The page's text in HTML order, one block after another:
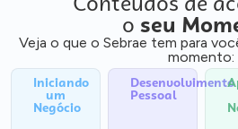
o seu
Veja o que o Sebrae tem para
momento:
Iniciando
um
Negócio
Desenvolvimento
Pessoal